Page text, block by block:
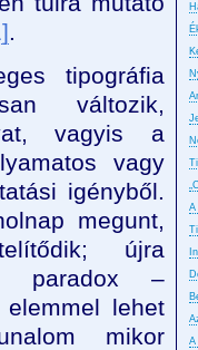
A
A
.
tipográfia
változik,
vagyis a
vagy
igényből.
megunt,
újra
paradox –
lehet
mikor